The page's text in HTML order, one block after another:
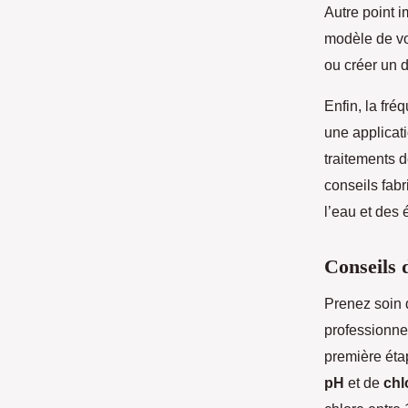
Autre point
modèle de
ou créer un
Enfin, la
une
traitements
conseils
l’eau et des
Conseils
Prenez soin
première
pH et de